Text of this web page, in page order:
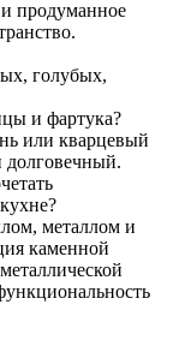
продуманное
голубых,
и фартука?
или кварцевый
долговечный.
металлом и
каменной